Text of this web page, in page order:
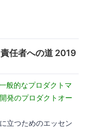
任者への道 2019
般的なプロダクトマ
発のプロダクトオー
立つためのエッセン